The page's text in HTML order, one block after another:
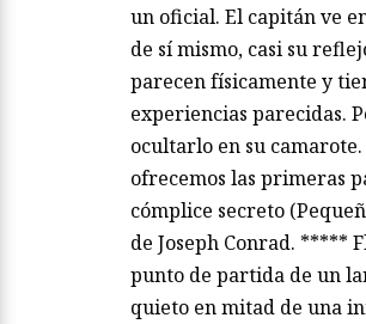
un oficial. El capitán ve
de sí mismo, casi su
parecen físicamente y
experiencias parecidas.
ocultarlo en su
ofrecemos las primeras
cómplice secreto
de Joseph Conrad. *****
punto de partida de un
quieto en mitad de una